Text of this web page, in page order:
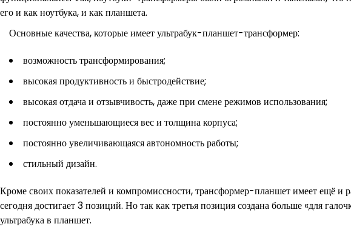
его и как ноутбука, и как планшета.
Основные качества, которые имеет ультрабук-планшет-трансформер:
возможность трансформирования;
высокая продуктивность и быстродействие;
высокая отдача и отзывчивость, даже при смене режимов использования;
постоянно уменьшающиеся вес и толщина корпуса;
постоянно увеличивающаяся автономность работы;
стильный дизайн.
Кроме своих показателей и компромиссности, трансформер-планшет имеет ещё и
сегодня достигает 3 позиций. Но так как третья позиция создана больше «для
ультрабука в планшет.